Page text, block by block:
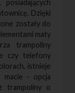
Dzięki
zostały do
maty
trampoliny
czy telefony
istnieje
macie - opcja
trampoliny o